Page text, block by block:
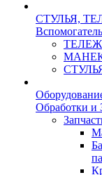
СТУЛЬЯ,
Обработки